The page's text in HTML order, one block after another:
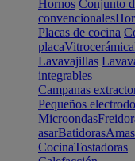
Hornos Conjunto
convencionales
Placas de cocina
placaVitrocerámica
Lavavajillas
integrables
Campanas
Pequeños
Microondas
asarBatidoras
CocinaTostadoras